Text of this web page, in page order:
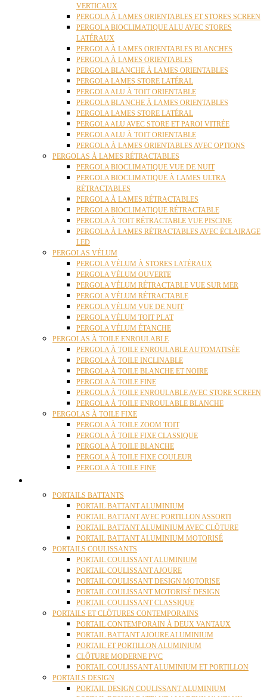
VERTICAUX
PERGOLA À LAMES ORIENTABLES ET STORES SCREEN
PERGOLA BIOCLIMATIQUE ALU AVEC STORES
LATÉRAUX
PERGOLA À LAMES ORIENTABLES BLANCHES
PERGOLA À LAMES ORIENTABLES
PERGOLA BLANCHE À LAMES ORIENTABLES
PERGOLA LAMES STORE LATÉRAL
PERGOLA ALU À TOIT ORIENTABLE
PERGOLA BLANCHE À LAMES ORIENTABLES
PERGOLA LAMES STORE LATÉRAL
PERGOLA ALU AVEC STORE ET PAROI VITRÉE
PERGOLA ALU À TOIT ORIENTABLE
PERGOLA À LAMES ORIENTABLES AVEC OPTIONS
PERGOLAS À LAMES RÉTRACTABLES
PERGOLA BIOCLIMATIQUE VUE DE NUIT
PERGOLA BIOCLIMATIQUE À LAMES ULTRA
RÉTRACTABLES
PERGOLA À LAMES RÉTRACTABLES
PERGOLA BIOCLIMATIQUE RÉTRACTABLE
PERGOLA À TOIT RÉTRACTABLE VUE PISCINE
PERGOLA À LAMES RÉTRACTABLES AVEC ÉCLAIRAGE
LED
PERGOLAS VÉLUM
PERGOLA VÉLUM À STORES LATÉRAUX
PERGOLA VÉLUM OUVERTE
PERGOLA VÉLUM RÉTRACTABLE VUE SUR MER
PERGOLA VÉLUM RÉTRACTABLE
PERGOLA VÉLUM VUE DE NUIT
PERGOLA VÉLUM TOIT PLAT
PERGOLA VÉLUM ÉTANCHE
PERGOLAS À TOILE ENROULABLE
PERGOLA À TOILE ENROULABLE AUTOMATISÉE
PERGOLA À TOILE INCLINABLE
PERGOLA À TOILE BLANCHE ET NOIRE
PERGOLA À TOILE FINE
PERGOLA À TOILE ENROULABLE AVEC STORE SCREEN
PERGOLA À TOILE ENROULABLE BLANCHE
PERGOLAS À TOILE FIXE
PERGOLA À TOILE ZOOM TOIT
PERGOLA À TOILE FIXE CLASSIQUE
PERGOLA À TOILE BLANCHE
PERGOLA À TOILE FIXE COULEUR
PERGOLA À TOILE FINE
PORTAILS BATTANTS
PORTAIL BATTANT ALUMINIUM
PORTAIL BATTANT AVEC PORTILLON ASSORTI
PORTAIL BATTANT ALUMINIUM AVEC CLÔTURE
PORTAIL BATTANT ALUMINIUM MOTORISÉ
PORTAILS COULISSANTS
PORTAIL COULISSANT ALUMINIUM
PORTAIL COULISSANT AJOURE
PORTAIL COULISSANT DESIGN MOTORISE
PORTAIL COULISSANT MOTORISÉ DESIGN
PORTAIL COULISSANT CLASSIQUE
PORTAILS ET CLÔTURES CONTEMPORAINS
PORTAIL CONTEMPORAIN À DEUX VANTAUX
PORTAIL BATTANT AJOURE ALUMINIUM
PORTAIL ET PORTILLON ALUMINIUM
CLÔTURE MODERNE PVC
PORTAIL COULISSANT ALUMINIUM ET PORTILLON
PORTAILS DESIGN
PORTAIL DESIGN COULISSANT ALUMINIUM